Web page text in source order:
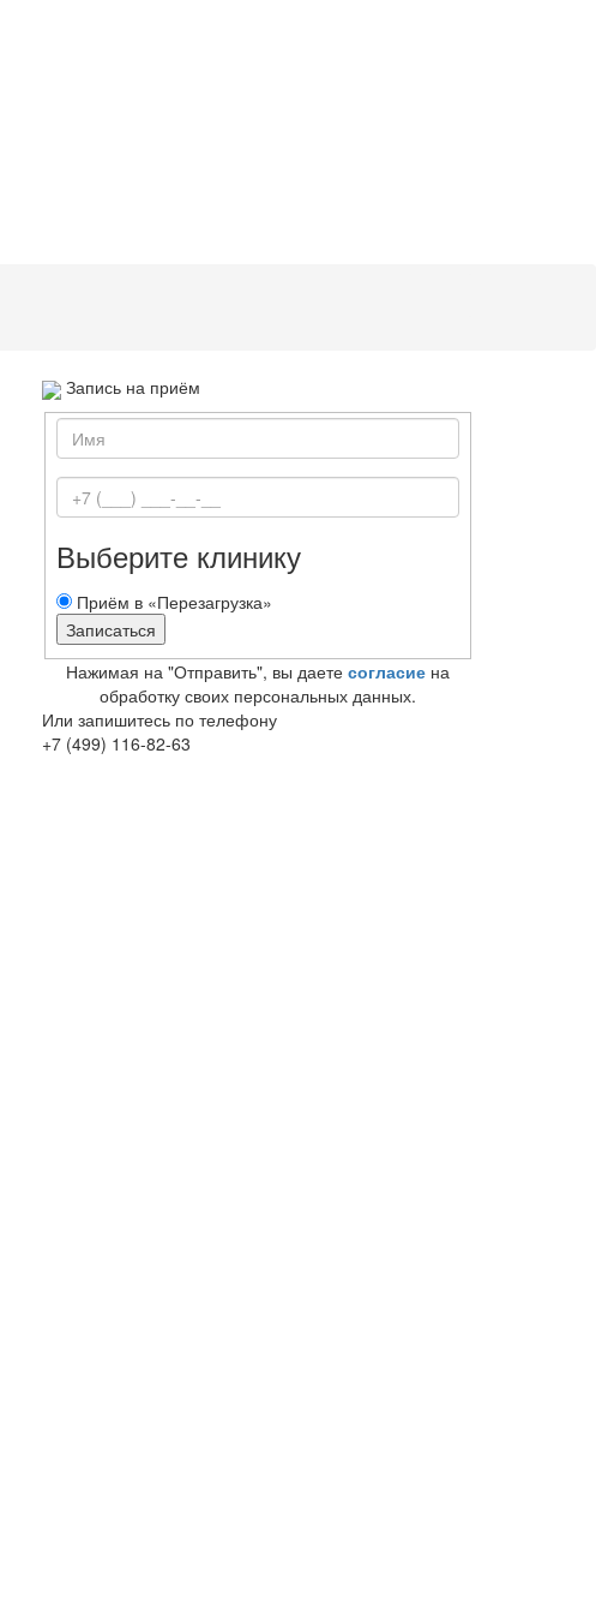
Запись на приём
Выберите клинику
Приём в «Перезагрузка»
Нажимая на "Отправить", вы даете согласие на
обработку своих персональных данных.
Или запишитесь по телефону
+7 (499) 116-82-63